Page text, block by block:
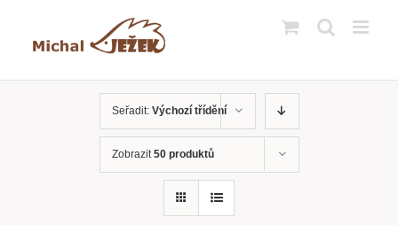
Seřadit: Výchozí třídění
Zobrazit50 produktů